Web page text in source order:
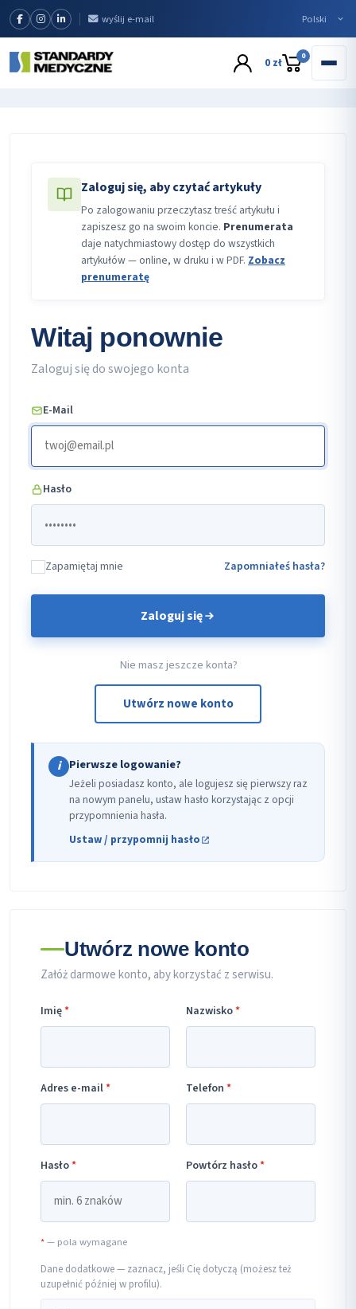
wyślij e-mail
0 zł 0
Zaloguj się, aby czytać artykuły
Po zalogowaniu przeczytasz treść artykułu i
zapiszesz go na swoim koncie. Prenumerata
daje natychmiastowy dostęp do wszystkich
artykułów — online, w druku i w PDF. Zobacz
prenumeratę
Witaj ponownie
Zaloguj się do swojego konta
E-Mail
Hasło
Zapamiętaj mnie Zapomniałeś hasła?
Zaloguj się
Nie masz jeszcze konta?
Utwórz nowe konto
i Pierwsze logowanie?
Jeżeli posiadasz konto, ale logujesz się pierwszy raz
na nowym panelu, ustaw hasło korzystając z opcji
przypomnienia hasła.
Ustaw / przypomnij hasło
Utwórz nowe konto
Załóż darmowe konto, aby korzystać z serwisu.
Imię* Nazwisko*
Adres e-mail* Telefon *
Hasło* Powtórz hasło*
*— pola wymagane
Dane dodatkowe — zaznacz, jeśli Cię dotyczą (możesz też
uzupełnić później w profilu).